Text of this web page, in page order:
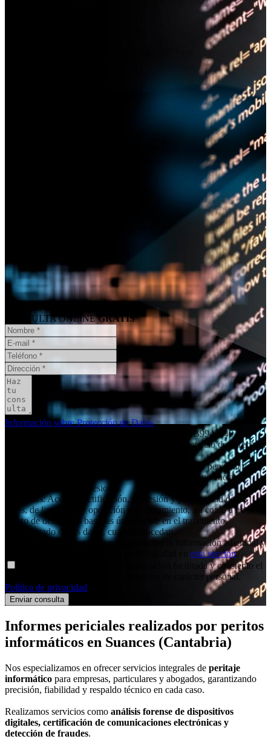
¿Necesita un informe pericial?
CONSULTA ONLINEGRATIS
Información sobre Protección de Datos
: Social11 SL (peritaciones) / C.I.F: B99428401 /
Dirección: Independencia 19, 6º dcha / E-mail ejercicio de derechos:
: Atender las consultas de forma personal y
remitir la información que nos solicita. Gestionar la potencial
relación comercial/profesional.
Derechos: Acceso, rectificación, supresión y portabilidad de tus
datos, de limitación y oposición a su tratamiento, así como a no ser
objeto de decisiones basadas únicamente en el tratamiento
automatizado de tus datos, cuando procedan.
Información adicional
: Puedes consultar la información adicional y
esta sección.
Declaro haber entendido la información facilitada y consiento el
tratamiento que se efectuará de mis datos de carácter personal.
Política de privacidad
Informes periciales realizados por peritos
informáticos en Suances (Cantabria)
Nos especializamos en ofrecer servicios integrales de peritaje
informático para empresas, particulares y abogados, garantizando
precisión, fiabilidad y respaldo técnico en cada caso.
Realizamos servicios como análisis forense de dispositivos
digitales, certificación de comunicaciones electrónicas y
detección de fraudes.